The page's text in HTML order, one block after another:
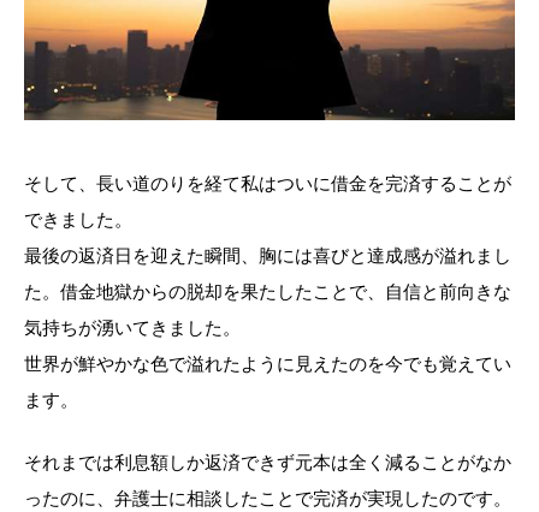
そして、長い道のりを経て私はついに借金を完済することが
できました。
最後の返済日を迎えた瞬間、胸には喜びと達成感が溢れまし
た。借金地獄からの脱却を果たしたことで、自信と前向きな
気持ちが湧いてきました。
世界が鮮やかな色で溢れたように見えたのを今でも覚えてい
ます。
それまでは利息額しか返済できず元本は全く減ることがなか
ったのに、弁護士に相談したことで完済が実現したのです。